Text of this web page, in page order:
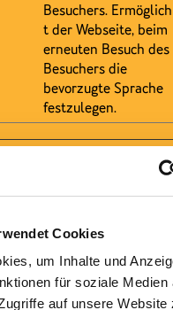
Cookies
um Inhalte und
für soziale Medien
auf unsere Website
Besuchers. Ermöglich
t der Webseite, beim
erneuten Besuch des
Besuchers die
bevorzugte Sprache
festzulegen.
Webseiten-Besitzern zu
anonym gesammelt und